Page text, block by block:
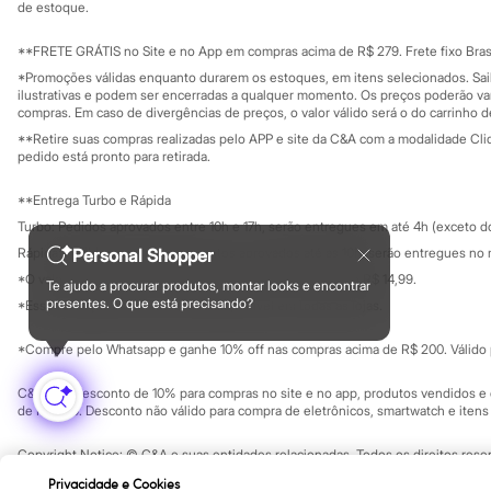
Sonic
Stitch
Beleza
Kits
Perfumes árabes
Novidades
Cabelos
Condicionador
Finalizadores
Shampoo
Cuidados com o corpo
Hidratante
Protetor solar
Tratamento
Esfoliante
Hidratante
Protetor solar
Tônicos
Maquiagens
Base
Batom
Personal Shopper
Te ajudo a procurar produtos, montar looks e encontrar
presentes. O que está precisando?
Investidores
Privacidade
Configuração de cookies
Minha privacidade
Educação
Formas de pagamento
de estoque.
**FRETE GRÁTIS no Site e no App em compras acima de R$ 279. Frete fixo
*Promoções válidas enquanto durarem os estoques, em itens selecionados.
ilustrativas e podem ser encerradas a qualquer momento. Os preços poderão
compras. Em caso de divergências de preços, o valor válido será o do carrinho
**Retire suas compras realizadas pelo APP e site da C&A com a modalidade
pedido está pronto para retirada.
**Entrega Turbo e Rápida
Turbo: Pedidos aprovados entre 10h e 17h, serão entregues em até 4h (exceto
Rápida: Pedidos com os pagamentos aprovados até as 10h, serão entregues
*O valor do frete para o turbo é R$ 24,99 e para a rápida é R$ 14,99.
*Essa condição ainda não estará disponível em todas as lojas.
*Compre pelo Whatsapp e ganhe 10% off nas compras acima de R$ 200.
C&A Pay: desconto de 10% para compras no site e no app, produtos vendidos
de R$ 400. Desconto não válido para compra de eletrônicos, smartwatch e
Copyright Notice: © C&A e suas entidades relacionadas. Todos os direitos
Privacidade e Cookies